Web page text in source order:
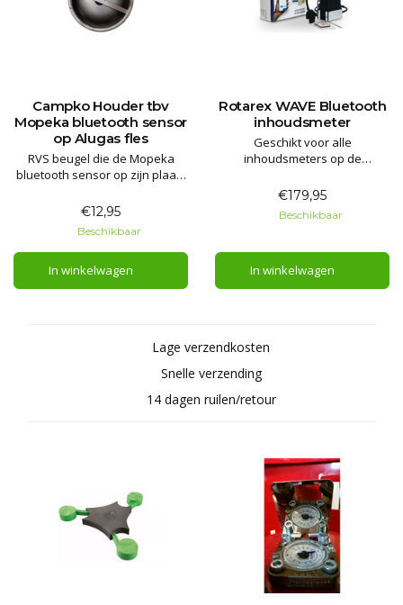
Campko Houder tbv
Mopeka bluetooth sensor
op Alugas fles
RVS beugel die de Mopeka
bluetooth sensor op zijn plaats
€12,95
Beschikbaar
In winkelwagen
Rotarex WAVE Bluetooth
inhoudsmeter
Geschikt voor alle
inhoudsmeters op de
eenvoudig het inhoudsniveau
van uw gasfles gemakkelijk en
betrouwbaar vanaf uw
€179,95
Beschikbaar
In winkelwagen
Lage verzendkosten
Snelle verzending
14 dagen ruilen/retour